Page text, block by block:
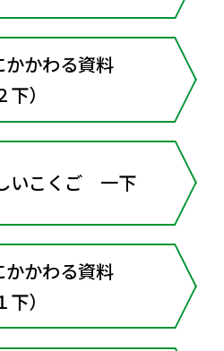
かわる資料
下）
いこくご 一下
かわる資料
下）